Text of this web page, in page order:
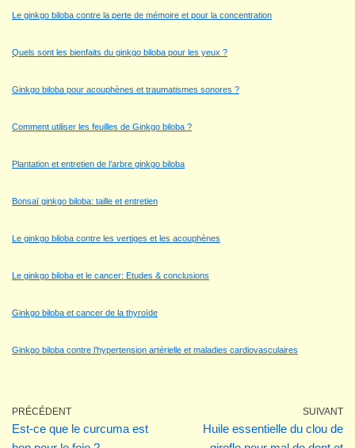
Le ginkgo biloba contre la perte de mémoire et pour la concentration
Quels sont les bienfaits du ginkgo biloba pour les yeux ?
Ginkgo biloba pour acouphènes et traumatismes sonores ?
Comment utiliser les feuilles de Ginkgo biloba ?
Plantation et entretien de l’arbre ginkgo biloba
Bonsaï ginkgo biloba: taille et entretien
Le ginkgo biloba contre les vertiges et les acouphènes
Le ginkgo biloba et le cancer: Etudes & conclusions
Ginkgo biloba et cancer de la thyroïde
Ginkgo biloba contre l’hypertension artérielle et maladies cardiovasculaires
PRÉCÉDENT
Est-ce que le curcuma est
SUIVANT
Huile essentielle du clou de